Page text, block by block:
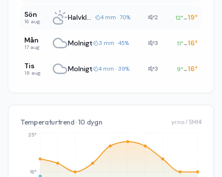
Sön
16 aug. Halvklart 4 mm · 70% 2 12°→19°
Mån
17 aug. Molnigt 3 mm · 45% 3 11°→16°
Tis
18 aug. Molnigt 4 mm · 39% 3 9°→16°
Temperaturtrend · 10 dygn yr.no / SMHI
16°
25°